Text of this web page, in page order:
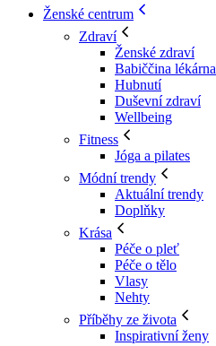
Ženské centrum
Zdraví
Ženské zdraví
Babiččina lékárna
Hubnutí
Duševní zdraví
Wellbeing
Fitness
Jóga a pilates
Módní trendy
Aktuální trendy
Doplňky
Krása
Péče o pleť
Péče o tělo
Vlasy
Nehty
Příběhy ze života
Inspirativní ženy